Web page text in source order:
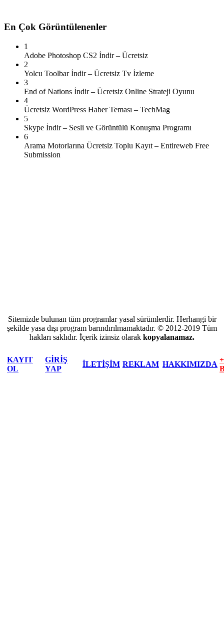
En Çok Görüntülenenler
1
Adobe Photoshop CS2 İndir – Ücretsiz
2
Yolcu Toolbar İndir – Ücretsiz Tv İzleme
3
End of Nations İndir – Ücretsiz Online Strateji Oyunu
4
Ücretsiz WordPress Haber Teması – TechMag
5
Skype İndir – Sesli ve Görüntülü Konuşma Programı
6
Arama Motorlarına Ücretsiz Toplu Kayıt – Entireweb Free
Submission
Sitemizde bulunan tüm programlar yasal sürümlerdir. Herhangi bir
şekilde yasa dışı program barındırılmamaktadır. © 2012-2019 Tüm
hakları saklıdır. İçerik izinsiz olarak kopyalanamaz.
KAYIT
OL
GİRİŞ
YAP
İLETİŞİM REKLAM HAKKIMIZDA